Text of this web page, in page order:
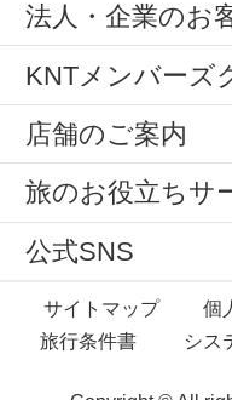
法人・企業のお
KNTメンバーズ
店舗のご案内
旅のお役立ちサ
公式SNS
サイトマップ 個
旅行条件書
シス